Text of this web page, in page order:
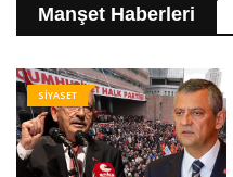
Manşet Haberleri
SİYASET